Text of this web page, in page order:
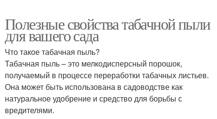
Полезные свойства табачной пыли
для вашего сада
Что такое табачная пыль?
Табачная пыль – это мелкодисперсный порошок,
получаемый в процессе переработки табачных листьев.
Она может быть использована в садоводстве как
натуральное удобрение и средство для борьбы с
вредителями.